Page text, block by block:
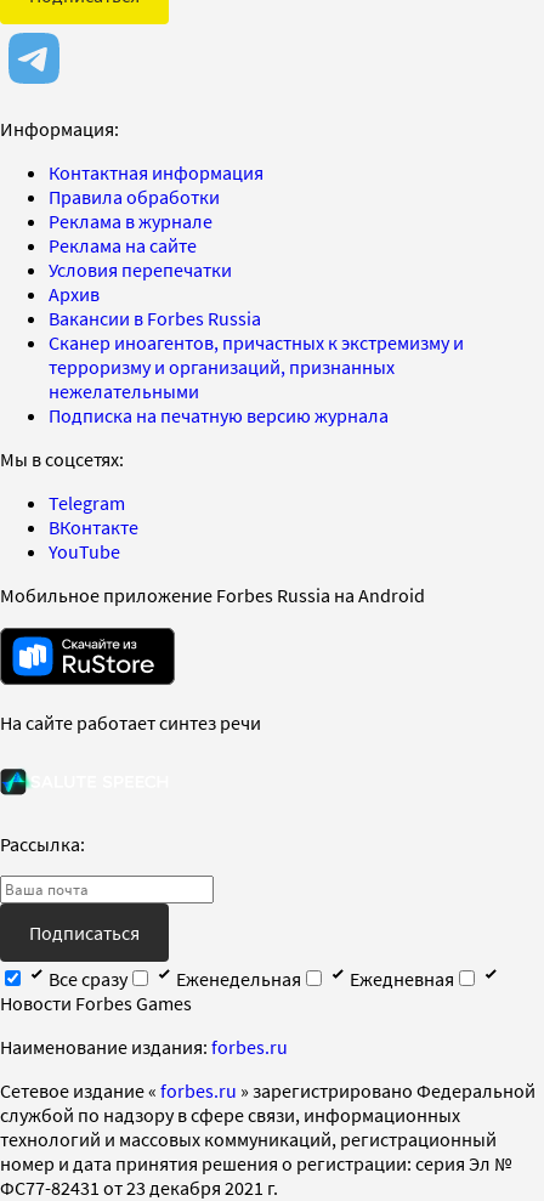
Информация:
Контактная информация
Правила обработки
Реклама в журнале
Реклама на сайте
Условия перепечатки
Архив
Вакансии в Forbes Russia
Сканер иноагентов, причастных к экстремизму и
терроризму и организаций, признанных
нежелательными
Подписка на печатную версию журнала
Мы в соцсетях:
Telegram
ВКонтакте
YouTube
Мобильное приложение Forbes Russia на Android
На сайте работает синтез речи
Рассылка:
Подписаться
Все сразу
Еженедельная
Ежедневная
Новости Forbes Games
Наименование издания: forbes.ru
Cетевое издание « forbes.ru » зарегистрировано Федеральной
службой по надзору в сфере связи, информационных
технологий и массовых коммуникаций, регистрационный
номер и дата принятия решения о регистрации: серия Эл №
ФС77-82431 от 23 декабря 2021 г.